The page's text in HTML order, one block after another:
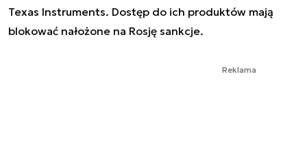
Texas Instruments. Dostęp do ich produktów mają
blokować nałożone na Rosję sankcje.
Reklama